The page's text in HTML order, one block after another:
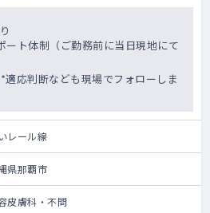
ート体制（ご勤務前に当日現地にて
応判断なども現場でフォローしま
レール線
県那覇市
皮膚科・不問